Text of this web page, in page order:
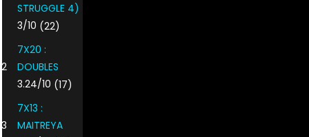
STRUGGLE 4)
3/10 (22)
2
7X20 :
DOUBLES
3.24/10 (17)
3
7X13 :
MAITREYA